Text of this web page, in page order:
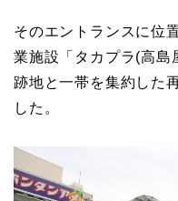
そのエントランスに位
業施設「タカプラ(高島
跡地と一帯を集約した
した。